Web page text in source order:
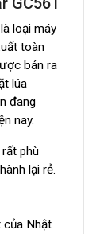
loại máy
toàn
bán ra
lúa
đang
nay.
phù
lại rẻ.
của Nhật